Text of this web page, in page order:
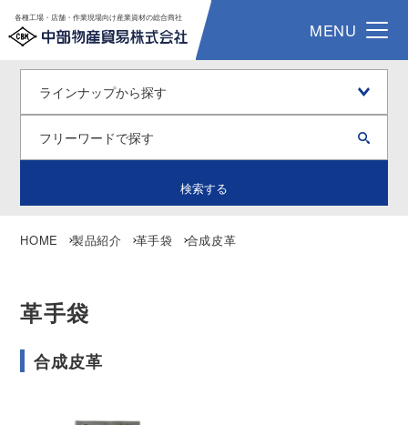
各種工場・店舗・作業現場向け産業資材の総合商社
MENU
検索する
HOME 製品紹介 革手袋 合成皮革
革手袋
合成皮革